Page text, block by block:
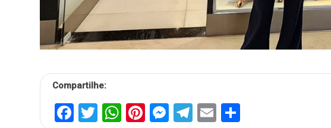
Compartilhe:
Facebook
Twitter
WhatsApp
Pinterest
Messenger
Telegram
Email